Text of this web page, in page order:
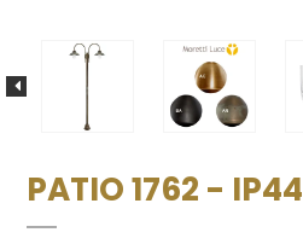
PATIO 1762 - IP44